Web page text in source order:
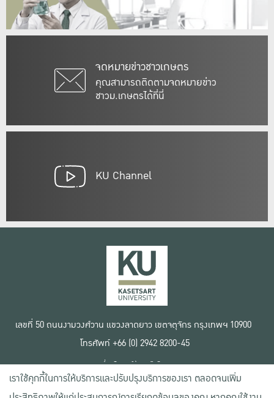
จดหมายข่าวชาวเกษตร
คุณสามารถติดตามจดหมายข่าว
ชาวม.เกษตรได้ที่นี่
KU Channel
เลขที่ 50 ถนนงามวงศ์วาน แขวงลาดยาว เขตจตุจักร กรุงเทพฯ 10900
โทรศัพท์ +66 (0) 2942 8200-45
เงื่อนไขการใช้งานเว็บไซต์
ข้อตกลงด้านสิทธิ์ใช้งาน
นโยบายความเป็นส่วนตัว
เราใช้คุกกี้ในการให้บริการและปรับปรุงบริการของเรา ตลอดจนเพิ่ม